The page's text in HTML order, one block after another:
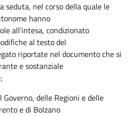
seduta, nel corso della quale le
hanno
all’intesa, condizionato
al testo del
riportate nel documento che si
e sostanziale
Governo, delle Regioni e delle
e di Bolzano